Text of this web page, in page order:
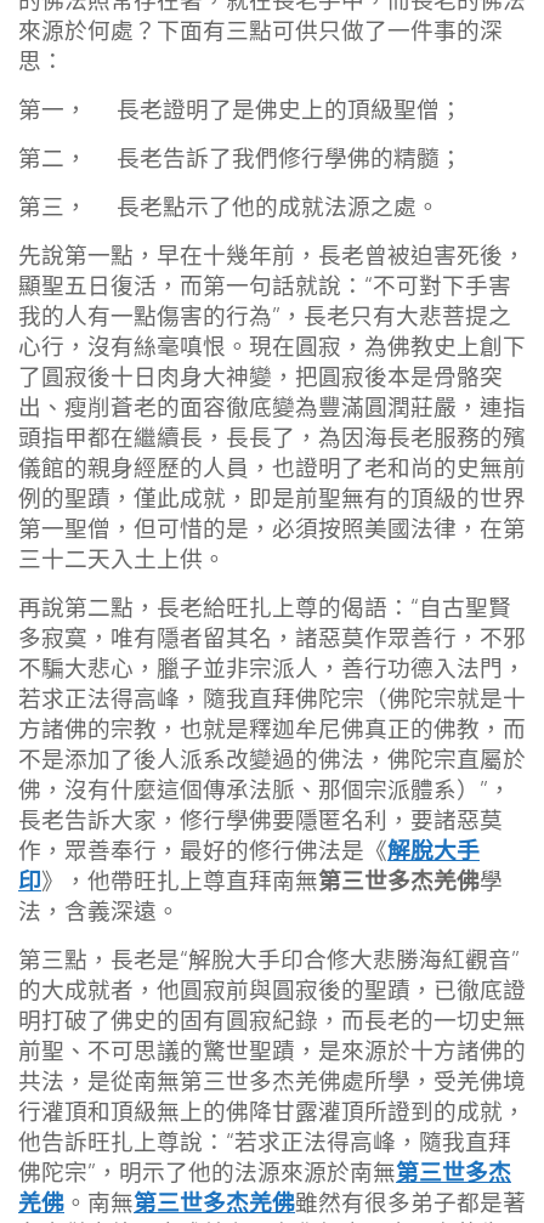
來源於何處？下面有三點可供只做了一件事的深
思：
第一， 長老證明了是佛史上的頂級聖僧；
第二， 長老告訴了我們修行學佛的精髓；
第三， 長老點示了他的成就法源之處。
先說第一點，早在十幾年前，長老曾被迫害死後，
顯聖五日復活，而第一句話就說：“不可對下手害
我的人有一點傷害的行為”，長老只有大悲菩提之
心行，沒有絲毫嗔恨。現在圓寂，為佛教史上創下
了圓寂後十日肉身大神變，把圓寂後本是骨骼突
出、瘦削蒼老的面容徹底變為豐滿圓潤莊嚴，連指
頭指甲都在繼續長，長長了，為因海長老服務的殯
儀館的親身經歷的人員，也證明了老和尚的史無前
例的聖蹟，僅此成就，即是前聖無有的頂級的世界
第一聖僧，但可惜的是，必須按照美國法律，在第
三十二天入土上供。
再說第二點，長老給旺扎上尊的偈語：“自古聖賢
多寂寞，唯有隱者留其名，諸惡莫作眾善行，不邪
不騙大悲心，臘子並非宗派人，善行功德入法門，
若求正法得高峰，隨我直拜佛陀宗（佛陀宗就是十
方諸佛的宗教，也就是釋迦牟尼佛真正的佛教，而
不是添加了後人派系改變過的佛法，佛陀宗直屬於
佛，沒有什麼這個傳承法脈、那個宗派體系）”，
長老告訴大家，修行學佛要隱匿名利，要諸惡莫
作，眾善奉行，最好的修行佛法是《解脫大手
印》，他帶旺扎上尊直拜南無第三世多杰羌佛學
法，含義深遠。
第三點，長老是“解脫大手印合修大悲勝海紅觀音”
的大成就者，他圓寂前與圓寂後的聖蹟，已徹底證
明打破了佛史的固有圓寂紀錄，而長老的一切史無
前聖、不可思議的驚世聖蹟，是來源於十方諸佛的
共法，是從南無第三世多杰羌佛處所學，受羌佛境
行灌頂和頂級無上的佛降甘露灌頂所證到的成就，
他告訴旺扎上尊說：“若求正法得高峰，隨我直拜
佛陀宗”，明示了他的法源來源於南無第三世多杰
羌佛 。南無第三世多杰羌佛雖然有很多弟子都是著